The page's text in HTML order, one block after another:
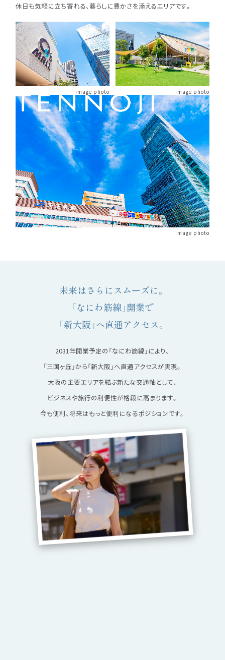
休日も気軽に立ち寄れる、暮らしに豊かさを添えるエリアです。
image photo image photo
image photo
未来はさらにスムーズに。
「なにわ筋線」開業で
「新大阪」へ直通アクセス。
2031年開業予定の「なにわ筋線」により、
「三国ヶ丘」から「新大阪」へ直通アクセスが実現。
大阪の主要エリアを結ぶ新たな交通軸として、
ビジネスや旅行の利便性が格段に高まります。
今も便利、将来はもっと便利になるポジションです。